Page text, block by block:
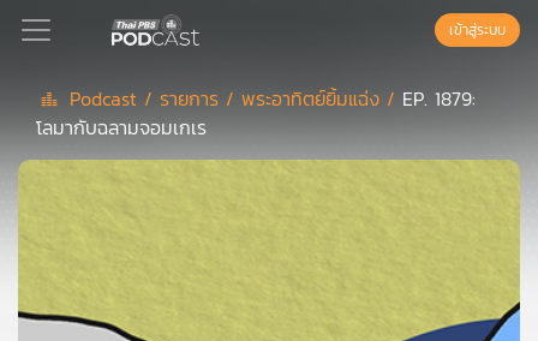
Podcast
ย์
แนะนำ
เข้าสู่ระบบ
Podcast / รายการ /พระอาทิตย์ยิ้มแฉ่ง / EP. 1879:
โลมากับฉลามจอมเกเร